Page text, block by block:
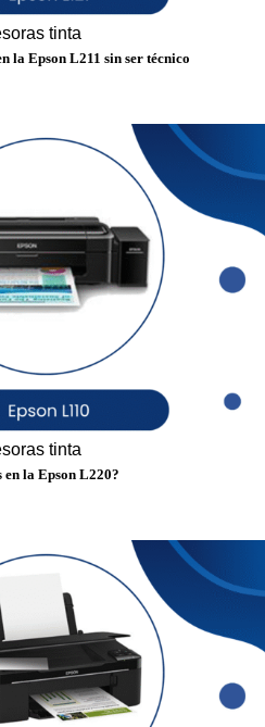
tinta
la Epson L211 sin ser técnico
tinta
la Epson L220?